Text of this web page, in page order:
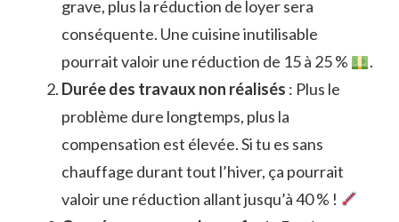
grave, plus la réduction de loyer sera
conséquente. Une cuisine inutilisable
pourrait valoir une réduction de 15 à 25 %
.
Durée des travaux non réalisés : Plus le
problème dure longtemps, plus la
compensation est élevée. Si tu es sans
chauffage durant tout l’hiver, ça pourrait
valoir une réduction allant jusqu’à 40 % !